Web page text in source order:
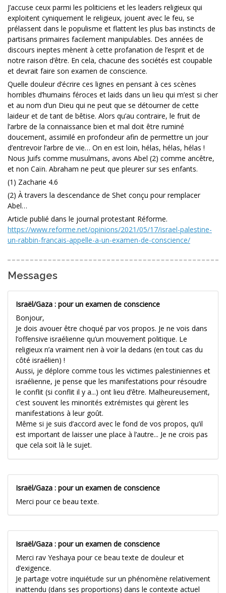
J’accuse ceux parmi les politiciens et les leaders religieux qui
exploitent cyniquement le religieux, jouent avec le feu, se
prélassent dans le populisme et flattent les plus bas instincts de
partisans primaires facilement manipulables. Des années de
discours ineptes mènent à cette profanation de l’esprit et de
notre raison d’être. En cela, chacune des sociétés est coupable
et devrait faire son examen de conscience.
Quelle douleur d’écrire ces lignes en pensant à ces scènes
horribles d’humains féroces et laids dans un lieu qui m’est si cher
et au nom d’un Dieu qui ne peut que se détourner de cette
laideur et de tant de bêtise. Alors qu’au contraire, le fruit de
l’arbre de la connaissance bien et mal doit être ruminé
doucement, assimilé en profondeur afin de permettre un jour
d’entrevoir l’arbre de vie… On en est loin, hélas, hélas, hélas !
Nous Juifs comme musulmans, avons Abel (2) comme ancêtre,
et non Caïn. Abraham ne peut que pleurer sur ses enfants.
(1) Zacharie 4.6
(2) À travers la descendance de Shet conçu pour remplacer
Abel…
Article publié dans le journal protestant Réforme.
https://www.reforme.net/opinions/2021/05/17/israel-palestine-
un-rabbin-francais-appelle-a-un-examen-de-conscience/
Messages
Israël/Gaza : pour un examen de conscience
Bonjour,
Je dois avouer être choqué par vos propos. Je ne vois dans
l’offensive israélienne qu’un mouvement politique. Le
religieux n’a vraiment rien à voir la dedans (en tout cas du
côté israélien) !
Aussi, je déplore comme tous les victimes palestiniennes et
israélienne, je pense que les manifestations pour résoudre
le conflit (si conflit il y a...) ont lieu d’être. Malheureusement,
c’est souvent les minorités extrémistes qui gèrent les
manifestations à leur goût.
Même si je suis d’accord avec le fond de vos propos, qu’il
est important de laisser une place à l’autre... Je ne crois pas
que cela soit là le sujet.
Israël/Gaza : pour un examen de conscience
Merci pour ce beau texte.
Israël/Gaza : pour un examen de conscience
Merci rav Yeshaya pour ce beau texte de douleur et
d’exigence.
Je partage votre inquiétude sur un phénomène relativement
inattendu (dans ses proportions) dans le contexte actuel